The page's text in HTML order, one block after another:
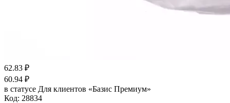
62.83 ₽
60.94 ₽
в статусе Для клиентов «Базис Премиум»
Код: 28834